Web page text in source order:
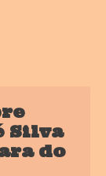
Silva
do